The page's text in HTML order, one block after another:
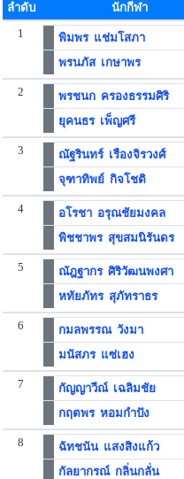
ลำดับ นักกีฬา
1
พิมพร แช่มโสภา
พรนภัส เกษาพร
2
พรชนก ครองธรรมศิริ
ยุคนธร เพ็ญศรี
3
ณัฐรินทร์ เรืองจิรวงศ์
จุฑาทิพย์ กิจโชติ
4
อโรชา อรุณชัยมงคล
พิชชาพร สุขสมนิรันดร
5
ณัฎฐากร ศิริวัฒนพงศา
หทัยภัทร สุภัทราธร
6
กมลพรรณ วังมา
มนัสภร แซ่เฮง
7
กัญญาวีณ์ เฉลิมชัย
กฤตพร หอมกำปัง
8
ฉัทชนัน แสงสิงแก้ว
กัลยากรณ์ กลิ่นกลั่น